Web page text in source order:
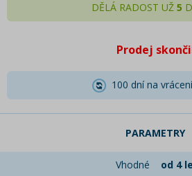
DĚLÁ RADOST UŽ 5
Prodej
100 dní na
PARAMETRY
Vhodné
od 4